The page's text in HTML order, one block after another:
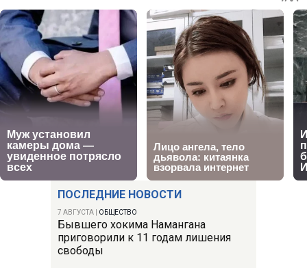
ПОСЛЕДНИЕ НОВОСТИ
7 АВГУСТА ОБЩЕСТВО
Бывшего хокима Намангана
приговорили к 11 годам лишения
свободы